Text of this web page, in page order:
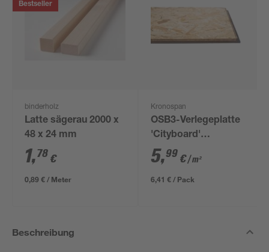
Bestseller
binderholz
Latte sägerau 2000 x
48 x 24 mm
1,78 €
0,89 € / Meter
Kronospan
OSB3-Verlegeplatte
'Cityboard'
ungeschliffen 1690 x
634 x 12 mm
5,99 €/ m²
6,41 € / Pack
Beschreibung